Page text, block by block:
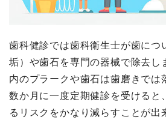
歯科健診では歯科衛生士が歯につ
垢）や歯石を専門の器械で除去し
内のプラークや歯石は歯磨きでは
数か月に一度定期健診を受けると
るリスクをかなり減らすことが出